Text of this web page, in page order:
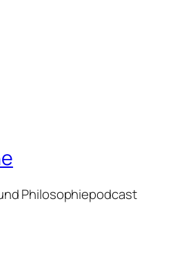
Philosophiepodcast